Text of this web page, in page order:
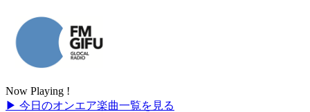
Now Playing !
▶ 今日のオンエア楽曲一覧を見る